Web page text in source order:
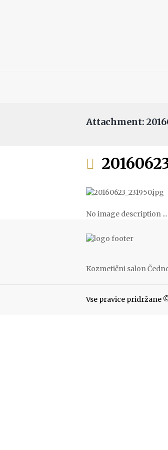
Attachment:
No image description ...
Kozmetični salon
Vse pravice pridržane